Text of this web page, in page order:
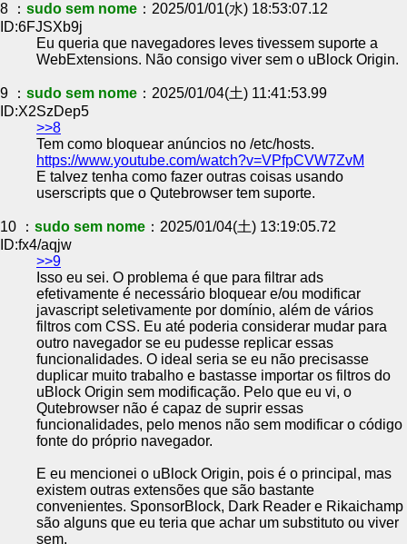
8 ： sudo sem nome ：2025/01/01(水) 18:53:07.12
ID:6FJSXb9j
Eu queria que navegadores leves tivessem suporte a
WebExtensions. Não consigo viver sem o uBlock Origin.
9 ： sudo sem nome ：2025/01/04(土) 11:41:53.99
ID:X2SzDep5
>>8
Tem como bloquear anúncios no /etc/hosts.
https://www.youtube.com/watch?v=VPfpCVW7ZvM
E talvez tenha como fazer outras coisas usando
userscripts que o Qutebrowser tem suporte.
10 ： sudo sem nome ：2025/01/04(土) 13:19:05.72
ID:fx4/aqjw
>>9
Isso eu sei. O problema é que para filtrar ads
efetivamente é necessário bloquear e/ou modificar
javascript seletivamente por domínio, além de vários
filtros com CSS. Eu até poderia considerar mudar para
outro navegador se eu pudesse replicar essas
funcionalidades. O ideal seria se eu não precisasse
duplicar muito trabalho e bastasse importar os filtros do
uBlock Origin sem modificação. Pelo que eu vi, o
Qutebrowser não é capaz de suprir essas
funcionalidades, pelo menos não sem modificar o código
fonte do próprio navegador.
E eu mencionei o uBlock Origin, pois é o principal, mas
existem outras extensões que são bastante
convenientes. SponsorBlock, Dark Reader e Rikaichamp
são alguns que eu teria que achar um substituto ou viver
sem.